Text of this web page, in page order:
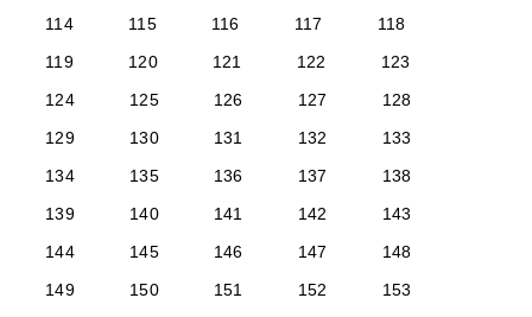
114
115 116 117
118
119
120 121 122
123
124
125 126 127
128
129
130 131 132
133
134
135 136 137
138
139
140 141 142
143
144
145 146 147
148
149
150 151 152
153